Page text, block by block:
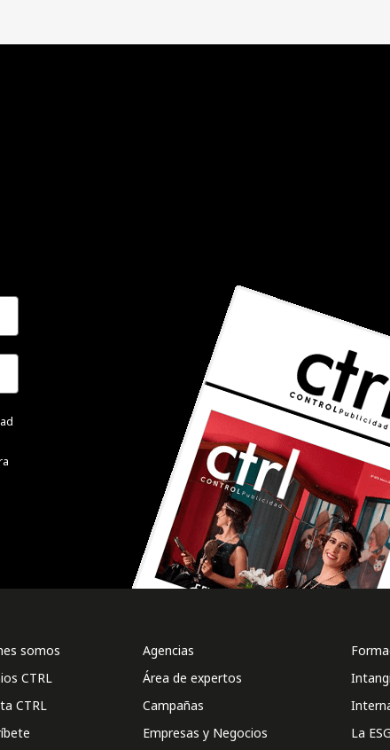
somos
CTRL
CTRL
Agencias
Área de expertos
Campañas
Empresas y Negocios
La